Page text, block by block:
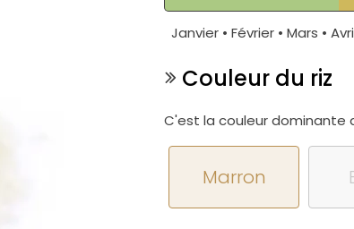
Janvier • Février • Mars •
Couleur du riz
C'est la couleur dominante
Marron